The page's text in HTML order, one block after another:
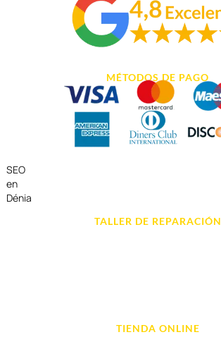
MÉTODOS DE PAGO
SEO
en
Dénia
TALLER DE REPARACIÓN
TIENDA ONLINE